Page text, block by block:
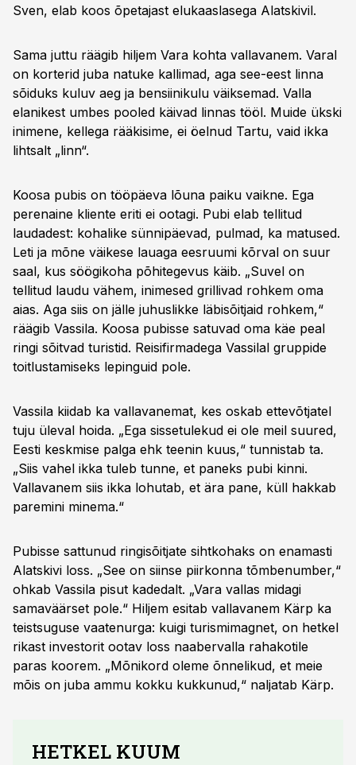
Sven, elab koos õpetajast elukaaslasega Alatskivil.
Sama juttu räägib hiljem Vara kohta vallavanem. Varal
on korterid juba natuke kallimad, aga see-eest linna
sõiduks kuluv aeg ja bensiinikulu väiksemad. Valla
elanikest umbes pooled käivad linnas tööl. Muide ükski
inimene, kellega rääkisime, ei öelnud Tartu, vaid ikka
lihtsalt „linn“.
Koosa pubis on tööpäeva lõuna paiku vaikne. Ega
perenaine kliente eriti ei ootagi. Pubi elab tellitud
laudadest: kohalike sünnipäevad, pulmad, ka matused.
Leti ja mõne väikese lauaga eesruumi kõrval on suur
saal, kus söögikoha põhitegevus käib. „Suvel on
tellitud laudu vähem, inimesed grillivad rohkem oma
aias. Aga siis on jälle juhuslikke läbisõitjaid rohkem,“
räägib Vassila. Koosa pubisse satuvad oma käe peal
ringi sõitvad turistid. Reisifirmadega Vassilal gruppide
toitlustamiseks lepinguid pole.
Vassila kiidab ka vallavanemat, kes oskab ettevõtjatel
tuju üleval hoida. „Ega sissetulekud ei ole meil suured,
Eesti keskmise palga ehk teenin kuus,“ tunnistab ta.
„Siis vahel ikka tuleb tunne, et paneks pubi kinni.
Vallavanem siis ikka lohutab, et ära pane, küll hakkab
paremini minema.“
Pubisse sattunud ringisõitjate sihtkohaks on enamasti
Alatskivi loss. „See on siinse piirkonna tõmbenumber,“
ohkab Vassila pisut kadedalt. „Vara vallas midagi
samaväärset pole.“ Hiljem esitab vallavanem Kärp ka
teistsuguse vaatenurga: kuigi turismimagnet, on hetkel
rikast investorit ootav loss naabervalla rahakotile
paras koorem. „Mõnikord oleme õnnelikud, et meie
mõis on juba ammu kokku kukkunud,“ naljatab Kärp.
HETKEL KUUM